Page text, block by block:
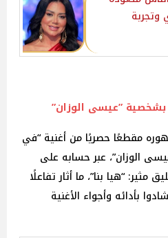
وتجربة
”عيسى الوزان”
مقطعًا حصريًا من أغنية “في
الوزان”، عبر حسابه على
مثير: “هيا بنا”، ما أثار تفاعلًا
بأدائه وأجواء الأغنية